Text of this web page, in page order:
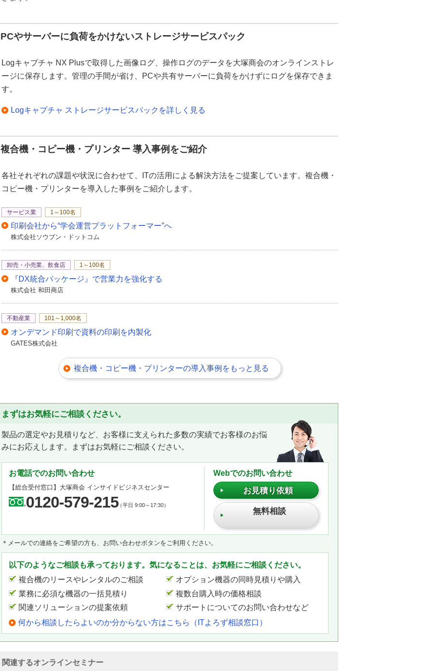
PCやサーバーに負荷をかけないストレージサービスパック
Logキャプチャ NX Plusで取得した画像ログ、操作ログのデータを大塚商会のオンラインストレ
ージに保存します。管理の手間が省け、PCや共有サーバーに負荷をかけずにログを保存できま
す。
Logキャプチャ ストレージサービスパックを詳しく見る
複合機・コピー機・プリンター 導入事例をご紹介
各社それぞれの課題や状況に合わせて、ITの活用による解決方法をご提案しています。複合機・
コピー機・プリンターを導入した事例をご紹介します。
サービス業 1～100名
印刷会社から“学会運営プラットフォーマー”へ
株式会社ソウブン・ドットコム
卸売・小売業、飲食店 1～100名
『DX統合パッケージ』で営業力を強化する
株式会社 和田商店
不動産業 101～1,000名
オンデマンド印刷で資料の印刷を内製化
GATES株式会社
複合機・コピー機・プリンターの導入事例をもっと見る
まずはお気軽にご相談ください。
製品の選定やお見積りなど、お客様に支えられた多数の実績でお客様のお悩
みにお応えします。まずはお気軽にご相談ください。
お電話でのお問い合わせ
【総合受付窓口】 大塚商会 インサイドビジネスセンター
0120-579-215（平日 9:00～17:30）
Webでのお問い合わせ
お見積り依頼
無料相談
＊メールでの連絡をご希望の方も、お問い合わせボタンをご利用ください。
以下のようなご相談も承っております。気になることは、お気軽にご相談ください。
複合機のリースやレンタルのご相談
オプション機器の同時見積りや購入
業務に必須な機器の一括見積り
複数台購入時の価格相談
関連ソリューションの提案依頼
サポートについてのお問い合わせなど
何から相談したらよいのか分からない方はこちら（ITよろず相談窓口）
関連するオンラインセミナー